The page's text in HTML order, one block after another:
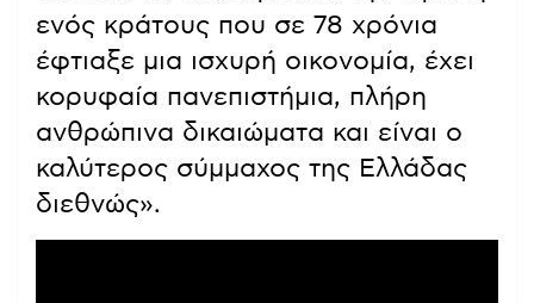
ενός κράτους που σε 78 χρόνια
έφτιαξε μια ισχυρή οικονομία, έχει
κορυφαία πανεπιστήμια, πλήρη
ανθρώπινα δικαιώματα και είναι ο
καλύτερος σύμμαχος της Ελλάδας
διεθνώς».